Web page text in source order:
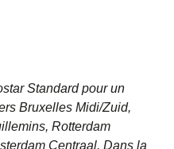
Standard pour un
Bruxelles Midi/Zuid,
Rotterdam
Centraal. Dans la